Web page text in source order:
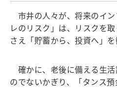
市井の人々が、将来のイ
レのリスク」は、リスクを
さえ「貯蓄から、投資へ」
確かに、老後に備える生
のでないかぎり、「タンス